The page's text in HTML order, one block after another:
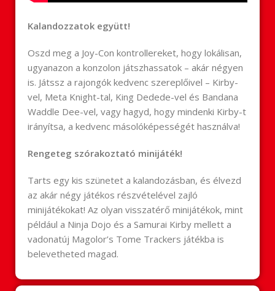
Kalandozzatok együtt!
Oszd meg a Joy-Con kontrollereket, hogy lokálisan,
ugyanazon a konzolon játszhassatok – akár négyen
is. Játssz a rajongók kedvenc szereplőivel – Kirby-
vel, Meta Knight-tal, King Dedede-vel és Bandana
Waddle Dee-vel, vagy hagyd, hogy mindenki Kirby-t
irányítsa, a kedvenc másolóképességét használva!
Rengeteg szórakoztató minijáték!
Tarts egy kis szünetet a kalandozásban, és élvezd
az akár négy játékos részvételével zajló
minijátékokat! Az olyan visszatérő minijátékok, mint
például a Ninja Dojo és a Samurai Kirby mellett a
vadonatúj Magolor’s Tome Trackers játékba is
belevetheted magad.